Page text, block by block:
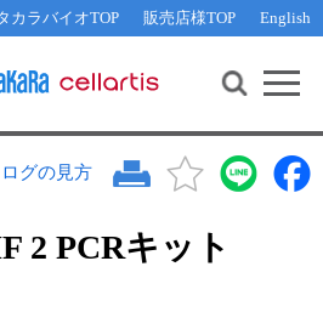
カラバイオTOP 販売店様TOP English
ご相談
切断サイトの検索
マー設計
問い合わせ WEB会員登録
グの見方
2 PCRキット